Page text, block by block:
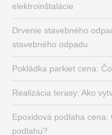
elektroinštalácie
Drvenie stavebného
stavebného odpadu
Pokládka parkiet cena:
Realizácia terasy: Ako
Epoxidová podlaha
podlahu?